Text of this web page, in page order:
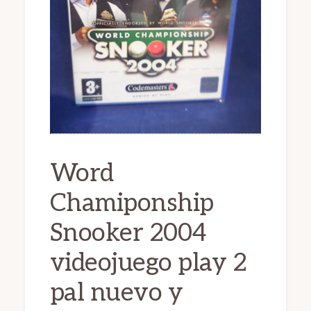
Word
Chamiponship
Snooker 2004
videojuego play 2
pal nuevo y